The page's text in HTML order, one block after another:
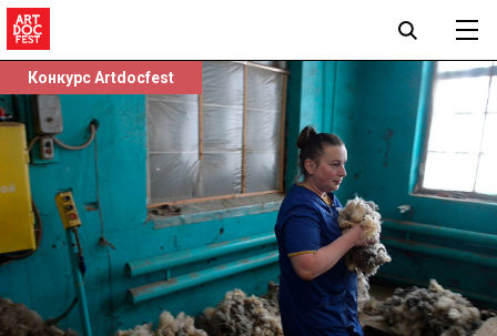
Конкурс Artdocfest